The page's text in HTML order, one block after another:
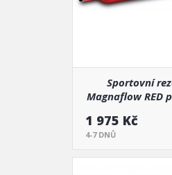
Sportovní
Magnaflow RED
1 975 Kč
4-7 DNŮ